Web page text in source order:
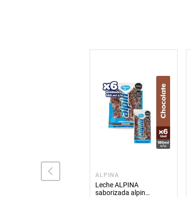
ALPINA
Leche ALPINA
saborizada alpin